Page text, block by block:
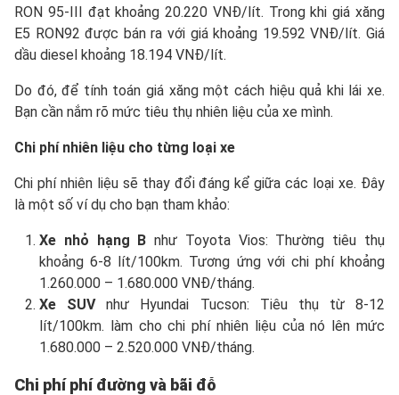
RON 95-III đạt khoảng 20.220 VNĐ/lít. Trong khi giá xăng
E5 RON92 được bán ra với giá khoảng 19.592 VNĐ/lít. Giá
dầu diesel khoảng 18.194 VNĐ/lít.
Do đó, để tính toán giá xăng một cách hiệu quả khi lái xe.
Bạn cần nắm rõ mức tiêu thụ nhiên liệu của xe mình.
Chi phí nhiên liệu cho từng loại xe
Chi phí nhiên liệu sẽ thay đổi đáng kể giữa các loại xe. Đây
là một số ví dụ cho bạn tham khảo:
Xe nhỏ hạng B như Toyota Vios: Thường tiêu thụ
khoảng 6-8 lít/100km. Tương ứng với chi phí khoảng
1.260.000 – 1.680.000 VNĐ/tháng.
Xe SUVnhư Hyundai Tucson: Tiêu thụ từ 8-12
lít/100km. làm cho chi phí nhiên liệu của nó lên mức
1.680.000 – 2.520.000 VNĐ/tháng.
Chi phí phí đường và bãi đỗ